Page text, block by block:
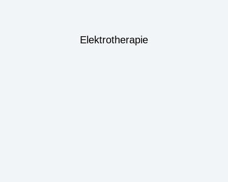
Elektrotherapie